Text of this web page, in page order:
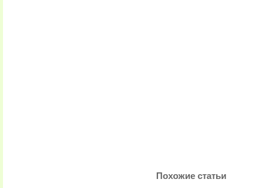
Похожие статьи